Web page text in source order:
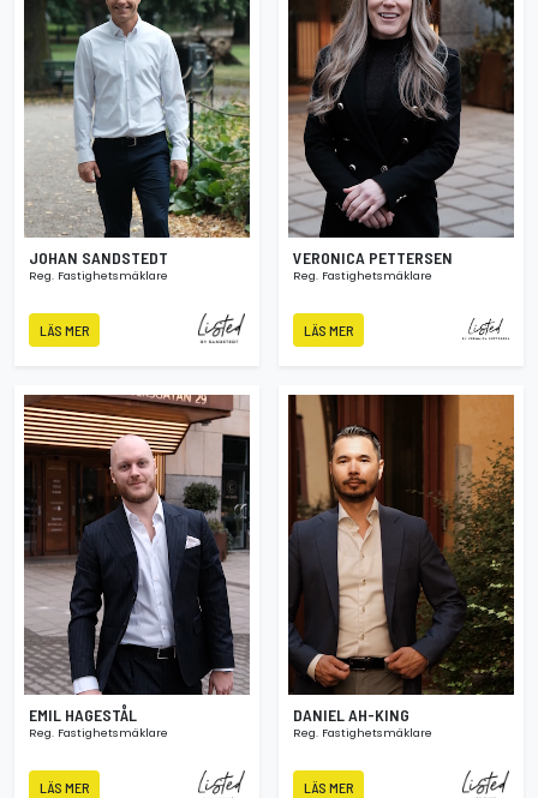
JOHAN SANDSTEDT
Reg. Fastighetsmäklare
LÄS MER
VERONICA PETTERSEN
Reg. Fastighetsmäklare
LÄS MER
EMIL HAGESTÅL
Reg. Fastighetsmäklare
LÄS MER
DANIEL AH-KING
Reg. Fastighetsmäklare
LÄS MER